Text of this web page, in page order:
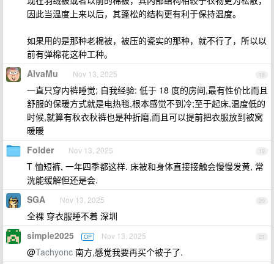
因此当温度上来以后，其蓬松的结构更有利于保持温度。
如果用的是那种老棉被，被压的瓷实的那种，就不行了，所以以
前有弹棉花这种工种。
18
AlvaMu Nov 13, 2025
一直只穿内裤睡觉; 自我经验: 低于 18 度的房间,最有性价比而且
舒服的保暖方式就是电热毯,根本感觉不到冷;至于起床,温度低的
时候,就算有秋衣秋裤也是种折磨,而且可以提前把衣服放到被窝
暖暖
19
Folder Nov 13, 2025
T 恤短裤, 一年四季都这样. 床被和身体直接接触会慢慢发黄, 常
洗能缓解但还是会.
20
SGA Nov 13, 2025
全裸 穿衣服睡不着 深圳
21
simple2025 OP Nov 13, 2025
@Tachyonc 南方,感觉我要再买个被子了.